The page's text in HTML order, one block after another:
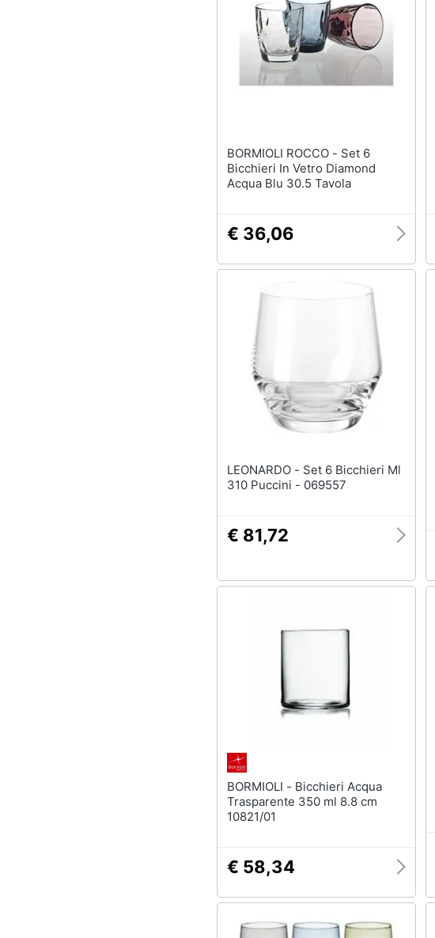
BORMIOLI ROCCO - Set 6
Bicchieri In Vetro Diamond
Acqua Blu 30.5 Tavola
€ 36,06
LEONARDO - Set 6 Bicchieri Ml
310 Puccini - 069557
€ 81,72
BORMIOLI - Bicchieri Acqua
Trasparente 350 ml 8.8 cm
10821/01
€ 58,34